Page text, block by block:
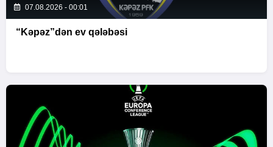
07.08.2026 - 00:01
“Kəpəz”dən ev qələbəsi